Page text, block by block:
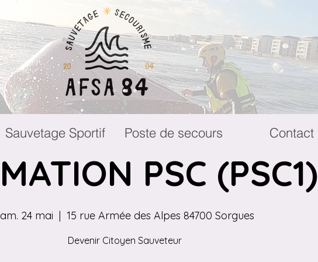
PSC (PSC1)
24 mai
  |
15 rue Armée des Alpes 84700 Sorgues
Devenir Citoyen Sauveteur
Sauvetage Sportif Poste de secours Contact